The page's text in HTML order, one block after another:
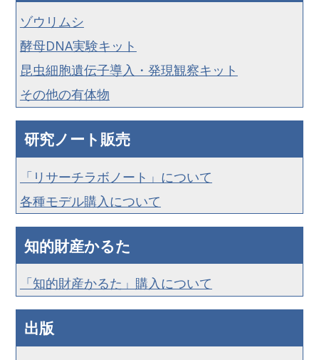
ゾウリムシ
酵母DNA実験キット
昆虫細胞遺伝子導入・発現観察キット
その他の有体物
研究ノート販売
「リサーチラボノート」について
各種モデル購入について
知的財産かるた
「知的財産かるた」購入について
出版